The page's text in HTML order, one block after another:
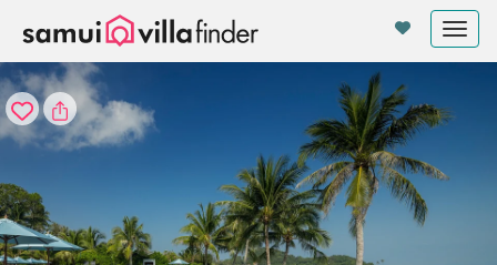
Pannello di gestione dei cookies